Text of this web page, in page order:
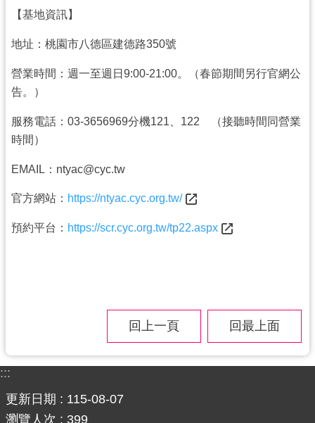
【基地資訊】
地址：桃園市八德區建德路350號
營業時間：週一至週日9:00-21:00。（春節期間另行官網公
告。）
服務電話：03-3656969分機121、122 （接聽時間同營業
時間）
EMAIL：ntyac@cyc.tw
官方網站： https://ntyac.cyc.org.tw/
預約平台： https://scr.cyc.org.tw/tp22.aspx
回上一頁 回最上面
:::
更新日期
115-08-07
瀏覽人次
399